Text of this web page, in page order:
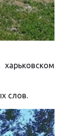
слов.